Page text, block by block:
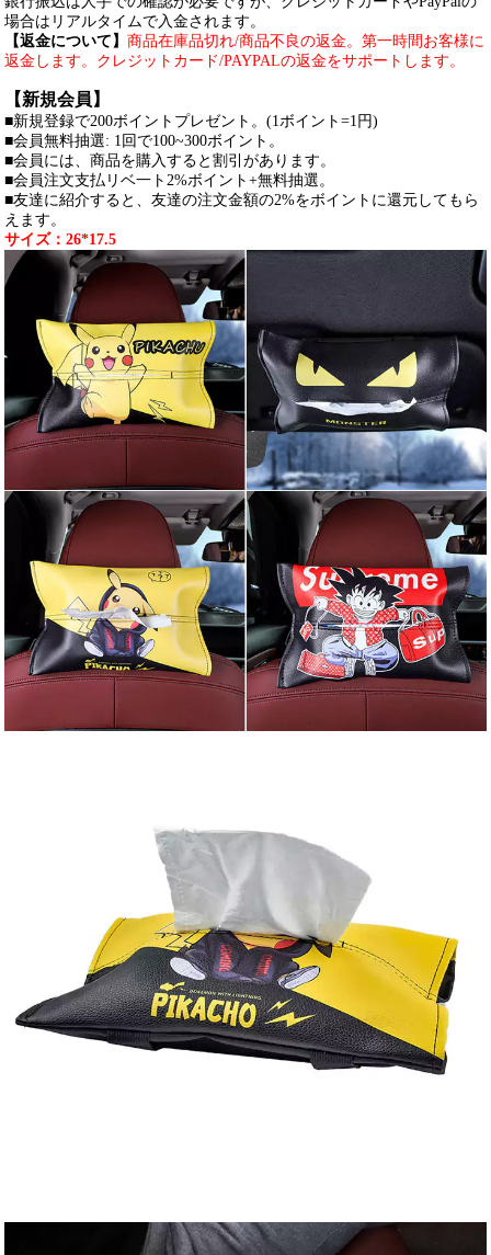
場合はリアルタイムで入金されます。
【返金について】商品在庫品切れ/商品不良の返金。第一時間お客様に
返金します。クレジットカード/PAYPALの返金をサポートします。
【新規会員】
■新規登録で200ボイントプレゼント。(1ボイント=1円)
■会員無料抽選: 1回で100~300ボイント。
■会員には、商品を購入すると割引があります。
■会員注文支払リベ一ト2%ボイント+無料抽選。
■友達に紹介すると、友達の注文金額の2%をボイントに還元してもら
えます。
サイズ：26*17.5